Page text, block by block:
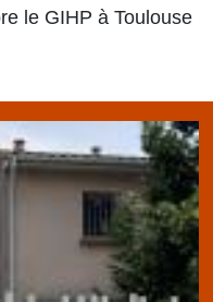
le GIHP à Toulouse